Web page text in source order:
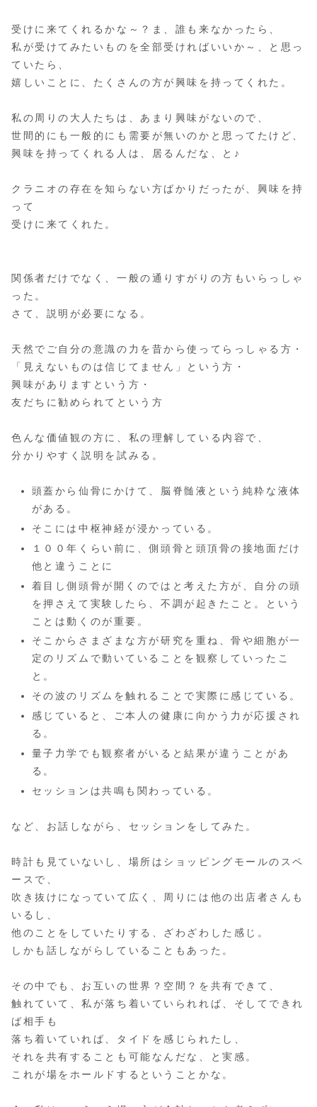
受けに来てくれるかな～？ま、誰も来なかったら、
私が受けてみたいものを全部受ければいいか～、と思っ
ていたら、
嬉しいことに、たくさんの方が興味を持ってくれた。
私の周りの大人たちは、あまり興味がないので、
世間的にも一般的にも需要が無いのかと思ってたけど、
興味を持ってくれる人は、居るんだな、と♪
クラニオの存在を知らない方ばかりだったが、興味を持
って
受けに来てくれた。
関係者だけでなく、一般の通りすがりの方もいらっしゃ
った。
さて、説明が必要になる。
天然でご自分の意識の力を昔から使ってらっしゃる方・
「見えないものは信じてません」という方・
興味がありますという方・
友だちに勧められてという方
色んな価値観の方に、私の理解している内容で、
分かりやすく説明を試みる。
頭蓋から仙骨にかけて、脳脊髄液という純粋な液体
がある。
そこには中枢神経が浸かっている。
１００年くらい前に、側頭骨と頭頂骨の接地面だけ
他と違うことに
着目し側頭骨が開くのではと考えた方が、自分の頭
を押さえて実験したら、不調が起きたこと。という
ことは動くのが重要。
そこからさまざまな方が研究を重ね、骨や細胞が一
定のリズムで動いていることを観察していったこ
と。
その波のリズムを触れることで実際に感じている。
感じていると、ご本人の健康に向かう力が応援され
る。
量子力学でも観察者がいると結果が違うことがあ
る。
セッションは共鳴も関わっている。
など、お話しながら、セッションをしてみた。
時計も見ていないし、場所はショッピングモールのスペ
ースで、
吹き抜けになっていて広く、周りには他の出店者さんも
いるし、
他のことをしていたりする、ざわざわした感じ。
しかも話しながらしていることもあった。
その中でも、お互いの世界？空間？を共有できて、
触れていて、私が落ち着いていられれば、そしてできれ
ば相手も
落ち着いていれば、タイドを感じられたし、
それを共有することも可能なんだな、と実感。
これが場をホールドするということかな。